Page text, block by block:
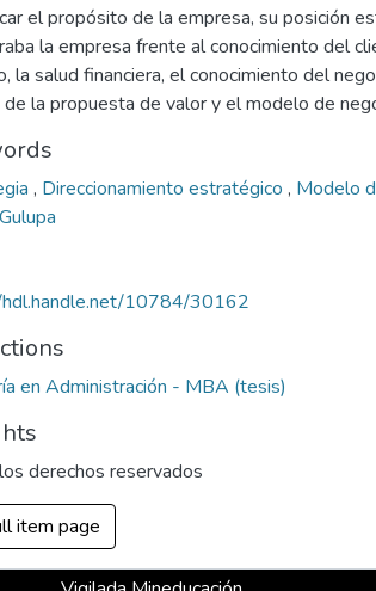
el propósito de la empresa, su posición
la empresa frente al conocimiento del
la salud financiera, el conocimiento del
de la propuesta de valor y el modelo de
, Direccionamiento estratégico , Modelo
Gulupa
10784/30162
en Administración - MBA (tesis)
derechos reservados
item page